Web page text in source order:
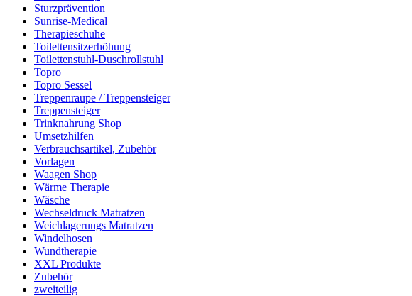
Sturzprävention
Sunrise-Medical
Therapieschuhe
Toilettensitzerhöhung
Toilettenstuhl-Duschrollstuhl
Topro
Topro Sessel
Treppenraupe / Treppensteiger
Treppensteiger
Trinknahrung Shop
Umsetzhilfen
Verbrauchsartikel, Zubehör
Vorlagen
Waagen Shop
Wärme Therapie
Wäsche
Wechseldruck Matratzen
Weichlagerungs Matratzen
Windelhosen
Wundtherapie
XXL Produkte
Zubehör
zweiteilig